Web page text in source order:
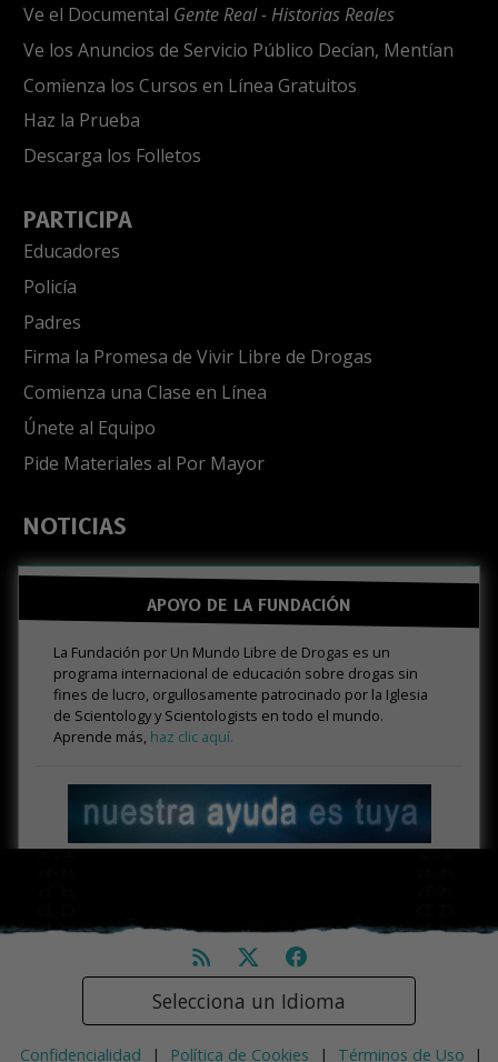
Ve el Documental Gente Real - Historias Reales
Ve los Anuncios de Servicio Público Decían, Mentían
Comienza los Cursos en Línea Gratuitos
Haz la Prueba
Descarga los Folletos
PARTICIPA
Educadores
Policía
Padres
Firma la Promesa de Vivir Libre de Drogas
Comienza una Clase en Línea
Únete al Equipo
Pide Materiales al Por Mayor
NOTICIAS
APOYO DE LA FUNDACIÓN
La Fundación por Un Mundo Libre de Drogas es un
programa internacional de educación sobre drogas sin
fines de lucro, orgullosamente patrocinado por la Iglesia
de Scientology y Scientologists en todo el mundo.
Aprende más, haz clic aquí.
Selecciona un Idioma
Confidencialidad | Política de Cookies | Términos de Uso |